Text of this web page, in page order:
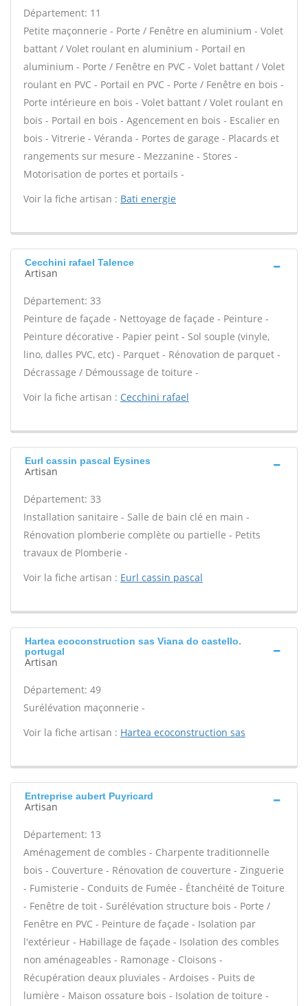
Département: 11
Petite maçonnerie - Porte / Fenêtre en aluminium - Volet
battant / Volet roulant en aluminium - Portail en
aluminium - Porte / Fenêtre en PVC - Volet battant / Volet
roulant en PVC - Portail en PVC - Porte / Fenêtre en bois -
Porte intérieure en bois - Volet battant / Volet roulant en
bois - Portail en bois - Agencement en bois - Escalier en
bois - Vitrerie - Véranda - Portes de garage - Placards et
rangements sur mesure - Mezzanine - Stores -
Motorisation de portes et portails -
Voir la fiche artisan : Bati energie
Cecchini rafael Talence
Artisan
Département: 33
Peinture de façade - Nettoyage de façade - Peinture -
Peinture décorative - Papier peint - Sol souple (vinyle,
lino, dalles PVC, etc) - Parquet - Rénovation de parquet -
Décrassage / Démoussage de toiture -
Voir la fiche artisan : Cecchini rafael
Eurl cassin pascal Eysines
Artisan
Département: 33
Installation sanitaire - Salle de bain clé en main -
Rénovation plomberie complète ou partielle - Petits
travaux de Plomberie -
Voir la fiche artisan : Eurl cassin pascal
Hartea ecoconstruction sas Viana do castello.
portugal
Artisan
Département: 49
Surélévation maçonnerie -
Voir la fiche artisan : Hartea ecoconstruction sas
Entreprise aubert Puyricard
Artisan
Département: 13
Aménagement de combles - Charpente traditionnelle
bois - Couverture - Rénovation de couverture - Zinguerie
- Fumisterie - Conduits de Fumée - Étanchéité de Toiture
- Fenêtre de toit - Surélévation structure bois - Porte /
Fenêtre en PVC - Peinture de façade - Isolation par
l'extérieur - Habillage de façade - Isolation des combles
non aménageables - Ramonage - Cloisons -
Récupération deaux pluviales - Ardoises - Puits de
lumière - Maison ossature bois - Isolation de toiture -